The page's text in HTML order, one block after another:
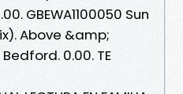
GBEWA1100050 Sun
Above &amp;
0.00. TE